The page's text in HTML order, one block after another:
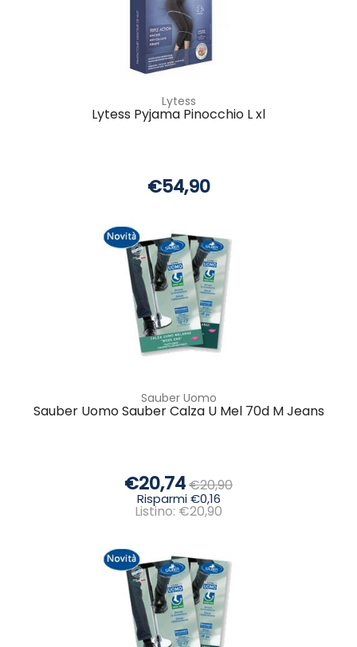
Lytess
Lytess Pyjama Pinocchio L xl
€54,90
Sauber Uomo
Sauber Uomo Sauber Calza U Mel 70d M Jeans
€20,74€20,90
Risparmi €0,16
Listino: €20,90